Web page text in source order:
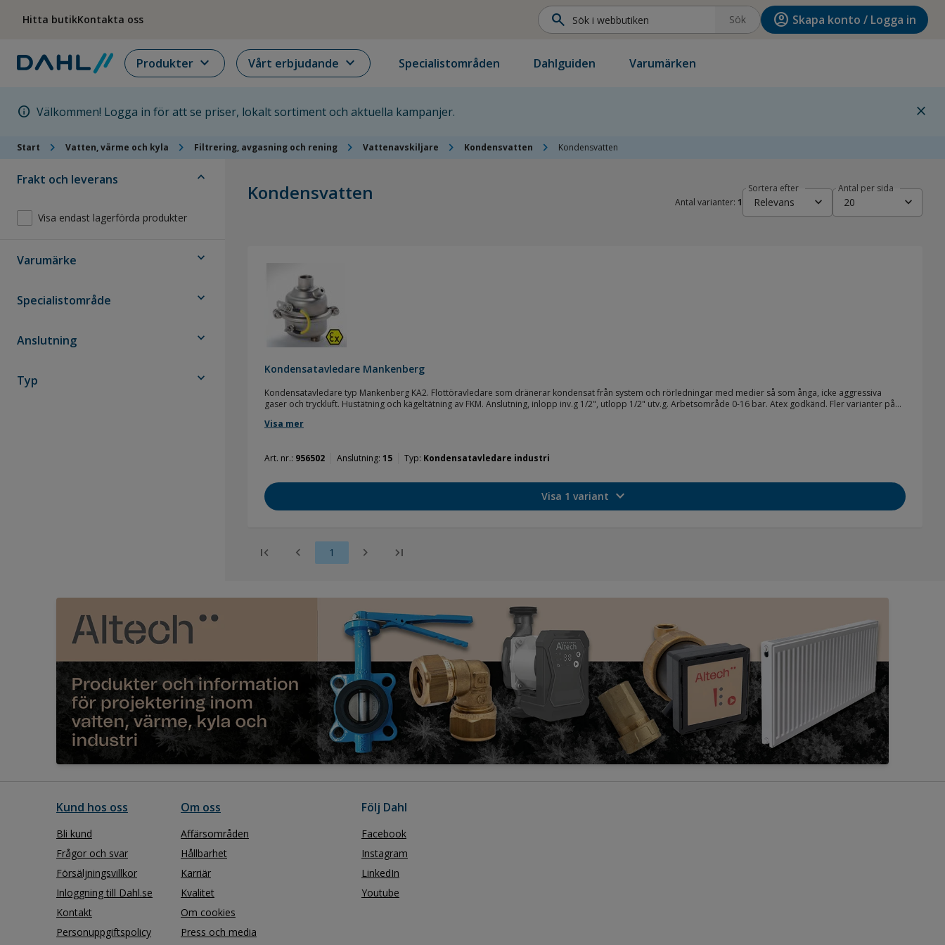
Hitta butikKontakta oss search Sök account_circle Skapa konto / Logga in
Produkter expand_more Vårt erbjudande expand_more Specialistområden Dahlguiden Varumärken
info Välkommen! Logga in för att se priser, lokalt sortiment och aktuella kampanjer. close
Start chevron_right Vatten, värme och kyla chevron_right Filtrering, avgasning och rening chevron_right Vattenavskiljare chevron_right Kondensvatten chevron_right Kondensvatten
Frakt och leverans expand_less
Visa endast lagerförda produkter
Varumärke expand_more
Specialistområde expand_more
Anslutning expand_more
Typ expand_more
Kondensvatten Antal varianter: 1 Relevans
Sortera efter
expand_more 20
Antal per sida
expand_more
Kondensatavledare Mankenberg
Kondensatavledare typ Mankenberg KA2. Flottöravledare som dränerar kondensat från system och rörledningar med medier så som ånga, icke aggressiva
gaser och tryckluft. Hustätning och kägeltätning av FKM. Anslutning, inlopp inv.g 1/2", utlopp 1/2" utv.g. Arbetsområde 0-16 bar. Atex godkänd. Fler varianter på
Visa mer
Art. nr. 956502 Anslutning 15 Typ Kondensatavledare industri
Visa 1 variant expand_more
first_page chevron_left 1 chevron_right last_page
Kund hos oss
Bli kund
Frågor och svar
Försäljningsvillkor
Inloggning till Dahl.se
Kontakt
Personuppgiftspolicy
Om oss
Affärsområden
Hållbarhet
Karriär
Kvalitet
Om cookies
Press och media
Följ Dahl
Facebook
Instagram
LinkedIn
Youtube